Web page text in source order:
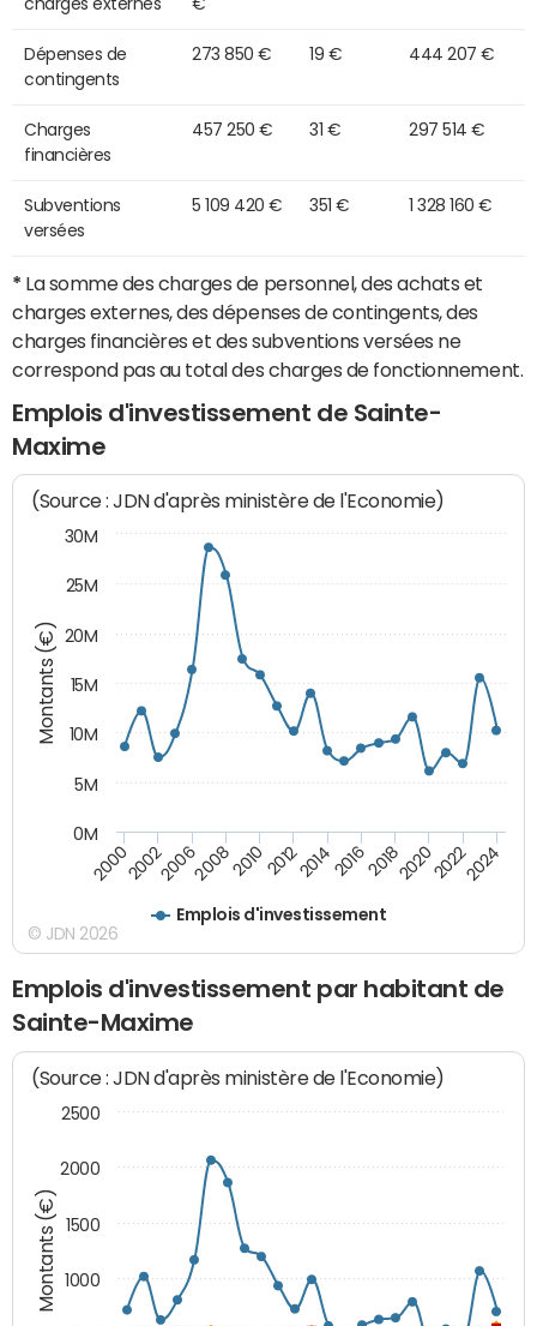
charges externes €
Dépenses de
contingents
273 850 € 19 € 444 207 €
Charges
financières
457 250 € 31 € 297 514 €
Subventions
versées
5 109 420 € 351 € 1 328 160 €
* La somme des charges de personnel, des achats et
charges externes, des dépenses de contingents, des
charges financières et des subventions versées ne
correspond pas au total des charges de fonctionnement.
Emplois d'investissement de Sainte-
Maxime
Montants (€)
(Source : JDN d'après ministère de l'Economie)
Emplois d'investissement
200020022006200820102012201420162018202020222024
0M
5M
10M
15M
20M
25M
30M
© JDN 2026
Emplois d'investissement par habitant de
Sainte-Maxime
Montants (€)
(Source : JDN d'après ministère de l'Economie)
1000
1500
2000
2500